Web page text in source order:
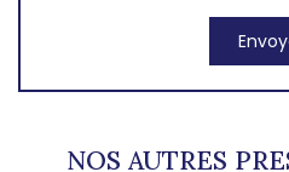
NOS AUTRES